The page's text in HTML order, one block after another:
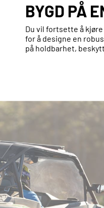
BYGD PÅ
Du vil fortsette å
for å designe en
på holdbarhet,